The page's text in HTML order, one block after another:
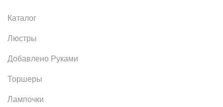
Каталог
Люстры
Добавлено Руками
Торшеры
Лампочки